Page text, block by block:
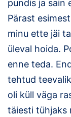
pundis ja sain
Pärast
minu ette jäi
üleval hoida.
enne teda.
tehtud
oli küll väga
täiesti tühjaks